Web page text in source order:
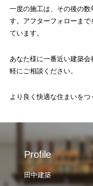
一度の施工は、その後の
す。アフターフォローまで
ています。
あなた様に一番近い建築
軽にご相談ください。
より良く快適な住まいをつ
Profile
田中建築